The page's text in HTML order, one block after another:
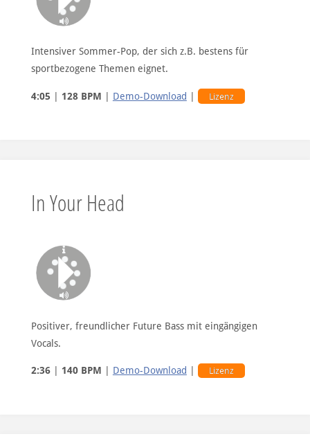
Intensiver Sommer-Pop, der sich z.B. bestens für
sportbezogene Themen eignet.
4:05 | 128 BPM | Demo-Download | Lizenz
In Your Head
Positiver, freundlicher Future Bass mit eingängigen
Vocals.
2:36| 140 BPM Demo-Download Lizenz